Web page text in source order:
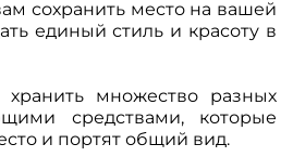
сохранить место на вашей
единый стиль и красоту в
множество разных
средствами, которые
и портят общий вид.